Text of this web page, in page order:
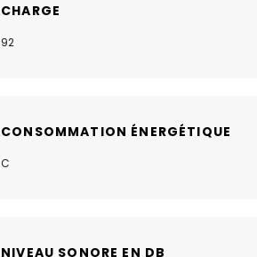
CHARGE
92
CONSOMMATION ÉNERGÉTIQUE
C
NIVEAU SONORE EN DB